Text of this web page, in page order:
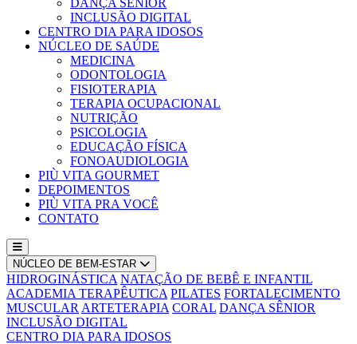
DANÇA SÊNIOR
INCLUSÃO DIGITAL
CENTRO DIA PARA IDOSOS
NÚCLEO DE SAÚDE
MEDICINA
ODONTOLOGIA
FISIOTERAPIA
TERAPIA OCUPACIONAL
NUTRIÇÃO
PSICOLOGIA
EDUCAÇÃO FÍSICA
FONOAUDIOLOGIA
PIÙ VITA GOURMET
DEPOIMENTOS
PIÙ VITA PRA VOCÊ
CONTATO
NÚCLEO DE BEM-ESTAR
HIDROGINÁSTICA NATAÇÃO DE BEBÊ E INFANTIL
ACADEMIA TERAPÊUTICA PILATES FORTALECIMENTO
MUSCULAR ARTETERAPIA CORAL DANÇA SÊNIOR
INCLUSÃO DIGITAL
CENTRO DIA PARA IDOSOS